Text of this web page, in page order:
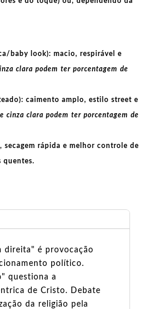
baby look): macio, respirável e
clara podem ter porcentagem de
caimento amplo, estilo street e
cinza clara podem ter porcentagem de
secagem rápida e melhor controle de
quentes.
direita" é provocação
político.
questiona a
de Cristo. Debate
da religião pela